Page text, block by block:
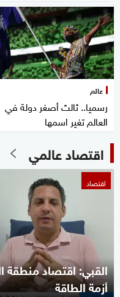
عالم
رسميا.. ثالث أصغر دولة في
العالم تغير اسمها
اقتصاد عالمي
اقتصاد
القبي: اقتصاد منطقة
أزمة الطاقة